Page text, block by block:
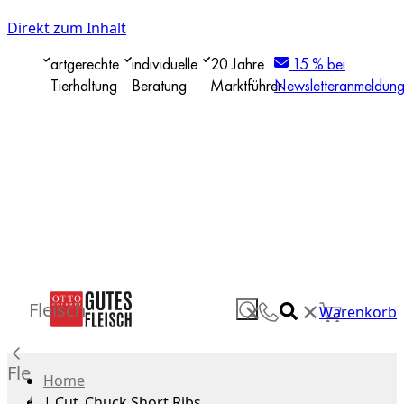
Direkt zum Inhalt
artgerechte
Tierhaltung
individuelle
Beratung
20 Jahre
Marktführer
15 % bei
Newsletteranmeldung
✕ ✕Warenkorb
Fleisch
Fleisch
Alle
Home